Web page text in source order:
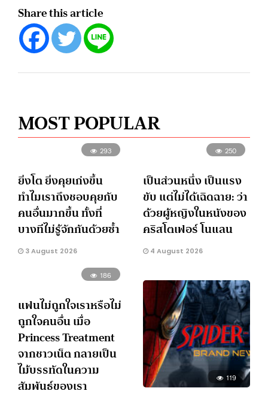
Share this article
MOST POPULAR
293
ยิ่งโต ยิ่งคุยเก่งขึ้น
ทำไมเราถึงชอบคุยกับ
คนอื่นมากขึ้น ทั้งที่
บางทีไม่รู้จักกันด้วยซ้ำ
3 August 2026
250
เป็นส่วนหนึ่ง เป็นแรง
ขับ แต่ไม่ได้เฉิดฉาย: ว่า
ด้วยผู้หญิงในหนังของ
คริสโตเฟอร์ โนแลน
4 August 2026
186
แฟนไม่ถูกใจเราหรือไม่
ถูกใจคนอื่น เมื่อ
Princess Treatment
จากชาวเน็ต กลายเป็น
ไม้บรรทัดในความ
สัมพันธ์ของเรา
119